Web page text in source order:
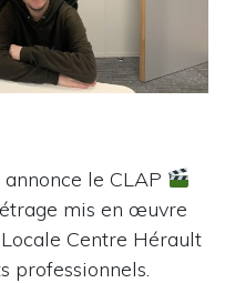
le CLAP
mis en œuvre
Centre Hérault
professionnels.